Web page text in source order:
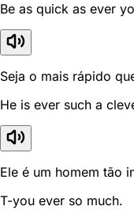
Be as quick as ever
Seja o mais rápido
He is ever such a
Ele é um homem tão
T-you ever so much.